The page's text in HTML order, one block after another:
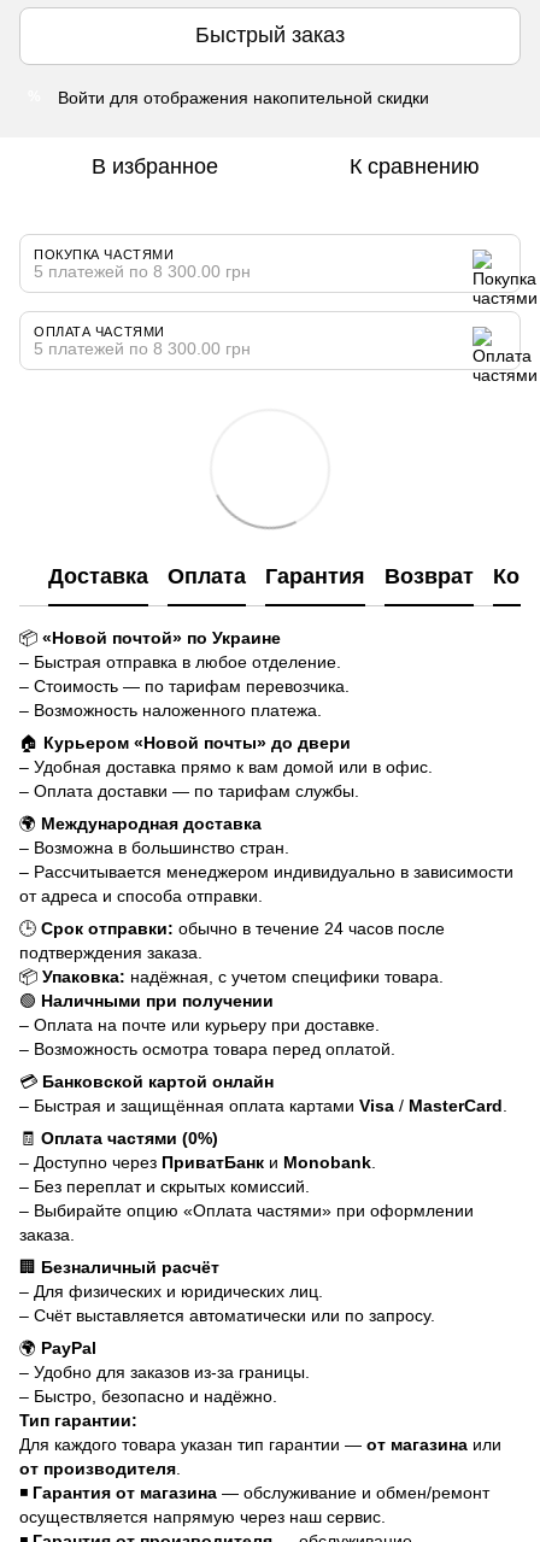
Быстрый заказ
Войти для отображения накопительной скидки
В избранное К сравнению
ПОКУПКА ЧАСТЯМИ
5 платежей по 8 300.00 грн
ОПЛАТА ЧАСТЯМИ
5 платежей по 8 300.00 грн
Доставка Оплата Гарантия Возврат
📦 «Новой почтой» по Украине
– Быстрая отправка в любое отделение.
– Стоимость — по тарифам перевозчика.
– Возможность наложенного платежа.
🏠 Курьером «Новой почты» до двери
– Удобная доставка прямо к вам домой или в офис.
– Оплата доставки — по тарифам службы.
🌍 Международная доставка
– Возможна в большинство стран.
– Рассчитывается менеджером индивидуально в зависимости
от адреса и способа отправки.
🕒 Срок отправки: обычно в течение 24 часов после
подтверждения заказа.
📦 Упаковка: надёжная, с учетом специфики товара.
🟢 Наличными при получении
– Оплата на почте или курьеру при доставке.
– Возможность осмотра товара перед оплатой.
💳 Банковской картой онлайн
– Быстрая и защищённая оплата картами Visa / MasterCard
🧾 Оплата частями (0%)
– Доступно через ПриватБанк и Monobank
– Без переплат и скрытых комиссий.
– Выбирайте опцию «Оплата частями» при оформлении
заказа.
🏢 Безналичный расчёт
– Для физических и юридических лиц.
– Счёт выставляется автоматически или по запросу.
🌍 PayPal
– Удобно для заказов из-за границы.
– Быстро, безопасно и надёжно.
Тип гарантии:
Для каждого товара указан тип гарантии — от магазина или
от производителя
◾ Гарантия от магазина — обслуживание и обмен/ремонт
осуществляется напрямую через наш сервис.